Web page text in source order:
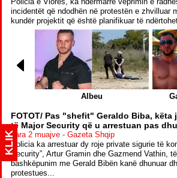
incidentët që ndodhën në protestën e zhvilluar
kundër projektit që është planifikuar të
Albeu
FOTOT/ Pas "shefit" Geraldo Biba, këta
të Major Security që u arrestuan pas
para 2 muajve - Gazeta Shqip
Policia ka arrestuar dy roje private sigurie të
Security”, Artur Gramin dhe Gazmend Vathin,
bashkëpunim me Gerald Bibën kanë dhunuar
protestues...
KLIK